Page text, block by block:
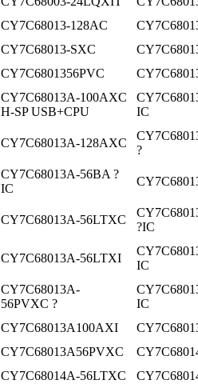
CY7C68013-128AC
CY7C68013-SXC
CY7C6801356PVC
CY7C68013A-100AXC
H-SP USB+CPU
IC
CY7C68013A-128AXC
?
CY7C68013A-56BA ?
IC
CY7C68013A-56LTXC
?IC
CY7C68013A-56LTXI
IC
CY7C68013A-
56PVXC ?
IC
CY7C68013A100AXI
CY7C68013A56PVXC
CY7C68014A-56LTXC